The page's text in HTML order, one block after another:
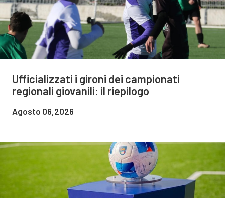
Ufficializzati i gironi dei campionati
regionali giovanili: il riepilogo
Agosto 06,2026